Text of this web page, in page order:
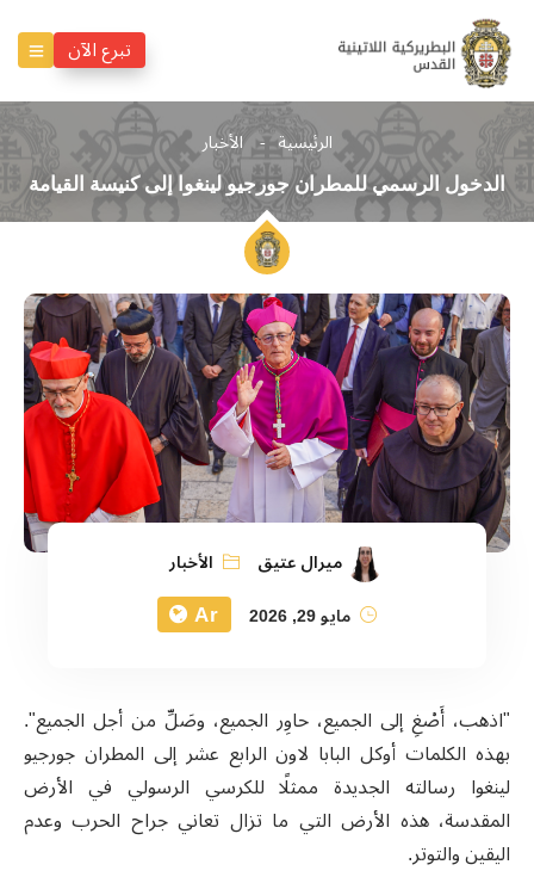
تبرع الآن
الرئيسية الأخبار
الدخول الرسمي للمطران جورجيو لينغوا إلى كنيسة القيامة
ميرال عتيق
الأخبار
مايو 29, 2026
Ar
"اذهب، أَصْغِ إلى الجميع، حاوِر الجميع، وصَلِّ من أجل الجميع".
بهذه الكلمات أوكل البابا لاون الرابع عشر إلى المطران جورجيو
لينغوا رسالته الجديدة ممثلًا للكرسي الرسولي في الأرض
المقدسة، هذه الأرض التي ما تزال تعاني جراح الحرب وعدم
اليقين والتوتر.